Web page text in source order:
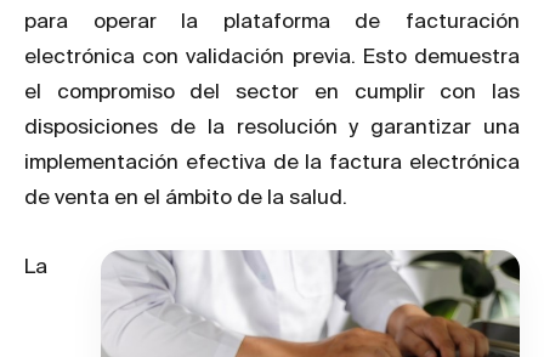
para operar la plataforma de facturación
electrónica con validación previa. Esto demuestra
el compromiso del sector en cumplir con las
disposiciones de la resolución y garantizar una
implementación efectiva de la factura electrónica
de venta en el ámbito de la salud.
La